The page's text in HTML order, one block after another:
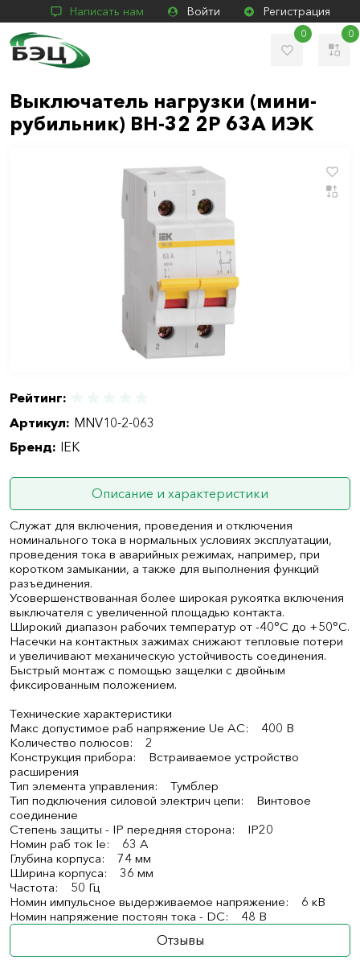
Написать нам Войти Регистрация
0 0
Выключатель нагрузки (мини-
рубильник) ВН-32 2P 63A ИЭК
Рейтинг:
Артикул: MNV10-2-063
Бренд: IEK
Описание и характеристики
Служат для включения, проведения и отключения
номинального тока в нормальных условиях эксплуатации,
проведения тока в аварийных режимах, например, при
коротком замыкании, а также для выполнения функций
разъединения.
Усовершенствованная более широкая рукоятка включения
выключателя с увеличенной площадью контакта.
Широкий диапазон рабочих температур от -40°С до +50°С.
Насечки на контактных зажимах снижают тепловые потери
и увеличивают механическую устойчивость соединения.
Быстрый монтаж с помощью защелки с двойным
фиксированным положением.
Технические характеристики
Макс допустимое раб напряжение Ue AC: 400 В
Количество полюсов: 2
Конструкция прибора: Встраиваемое устройство
расширения
Тип элемента управления: Тумблер
Тип подключения силовой электрич цепи: Винтовое
соединение
Степень защиты - IP передняя сторона: IP20
Номин раб ток Ie: 63 А
Глубина корпуса: 74 мм
Ширина корпуса: 36 мм
Частота: 50 Гц
Номин импульсное выдерживаемое напряжение: 6 кВ
Номин напряжение постоян тока - DC: 48 В
Отзывы